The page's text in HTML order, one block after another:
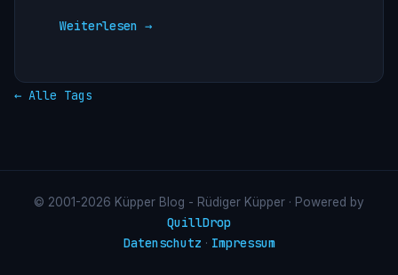
Weiterlesen →
← Alle Tags
© 2001-2026 Küpper Blog - Rüdiger Küpper · Powered by
QuillDrop
Datenschutz · Impressum